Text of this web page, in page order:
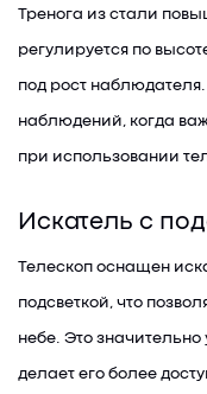
Тренога из стали
регулируется по
под рост
наблюдений, когда
при использовании
Искатель с
Телескоп оснащен
подсветкой, что
небе. Это
делает его более